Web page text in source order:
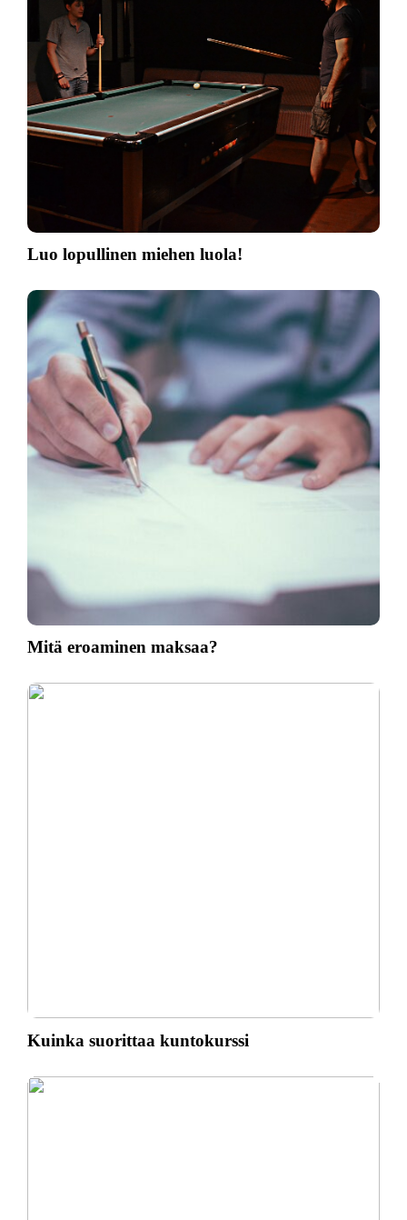
Luo lopullinen miehen luola!
Mitä eroaminen maksaa?
Kuinka suorittaa kuntokurssi